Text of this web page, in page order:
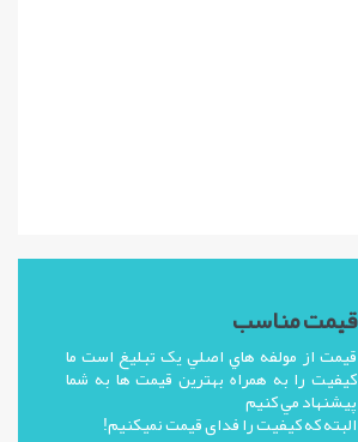
قيمت مناسب
قيمت از مولفه هاي اصلي يک تبلیغ است ما
کيفيت را به همراه بهترين قيمت ها به شما
پيشنهاد مي کنيم
البته که کیفیت را فدای قیمت نمیکنیم!